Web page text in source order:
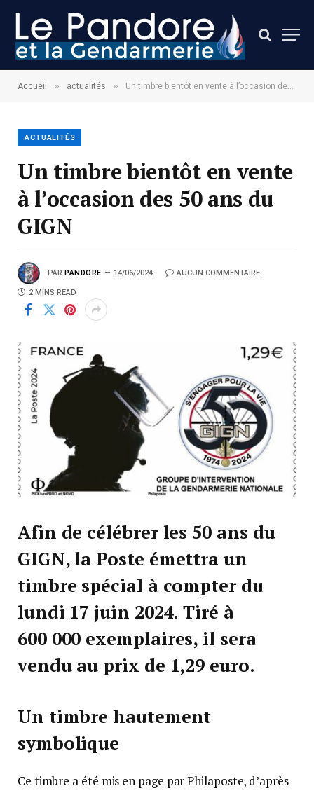
Accueil » actualités » Un timbre bientôt en vente à l’occasion des 50 ans du GIGN
ACTUALITÉS
Un timbre bientôt en vente
à l’occasion des 50 ans du
GIGN
PAR PANDORE 14/06/2024 AUCUN COMMENTAIRE
2 MINS READ
Afin de célébrer les 50 ans du
GIGN, la Poste émettra un
timbre spécial à compter du
lundi 17 juin 2024. Tiré à
600 000 exemplaires, il sera
vendu au prix de 1,29 euro.
Un timbre hautement
symbolique
Ce timbre a été mis en page par Philaposte, d’après